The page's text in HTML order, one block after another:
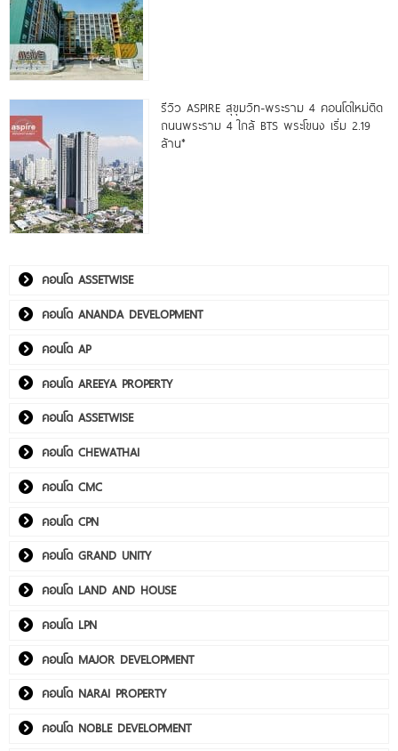
รีวิว ASPIRE สุขุมวิท-พระราม 4 คอนโดใหม่ติด
ถนนพระราม 4 ใกล้ BTS พระโขนง เริ่ม 2.19
ล้าน*
คอนโด ASSETWISE
คอนโด ANANDA DEVELOPMENT
คอนโด AP
คอนโด AREEYA PROPERTY
คอนโด ASSETWISE
คอนโด CHEWATHAI
คอนโด CMC
คอนโด CPN
คอนโด GRAND UNITY
คอนโด LAND AND HOUSE
คอนโด LPN
คอนโด MAJOR DEVELOPMENT
คอนโด NARAI PROPERTY
คอนโด NOBLE DEVELOPMENT